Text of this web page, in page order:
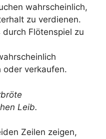
wahrscheinlich,
zu verdienen.
durch Flötenspiel zu
oder verkaufen.
Leib.
Zeilen zeigen,